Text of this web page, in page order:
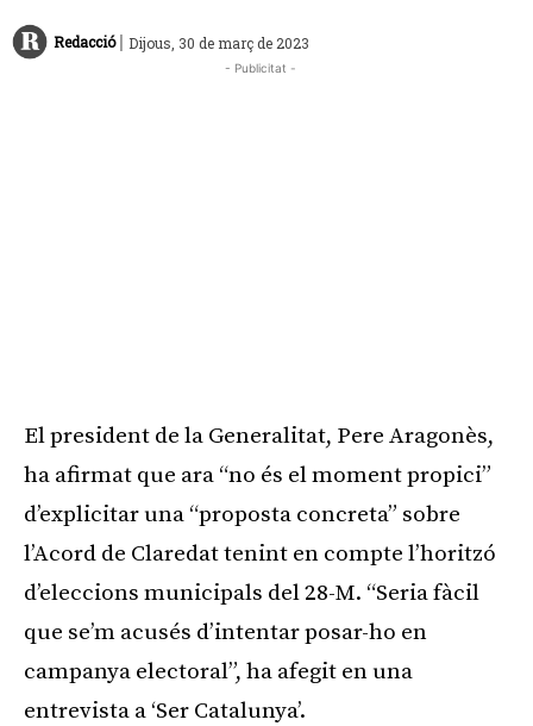
Redacció | Dijous, 30 de març de 2023
- Publicitat -
El president de la Generalitat, Pere Aragonès,
ha afirmat que ara “no és el moment propici”
d’explicitar una “proposta concreta” sobre
l’Acord de Claredat tenint en compte l’horitzó
d’eleccions municipals del 28-M. “Seria fàcil
que se’m acusés d’intentar posar-ho en
campanya electoral”, ha afegit en una
entrevista a ‘Ser Catalunya’.